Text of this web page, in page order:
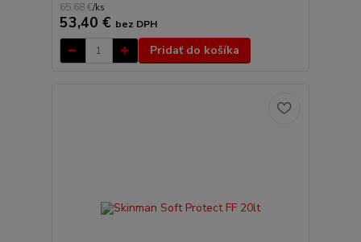
65,68 €/ks
53,40 € bez DPH
Pridať do košíka